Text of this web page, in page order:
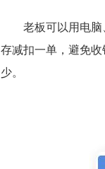
老板可以用电
存减扣一单，避免
少。